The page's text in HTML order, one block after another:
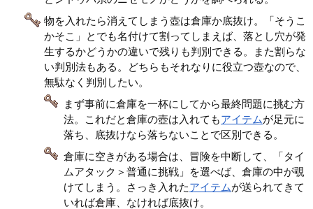
物を入れたら消えてしまう壺は倉庫か底抜け。「そうこ
かそこ」とでも名付けて割ってしまえば、落とし穴が発
生するかどうかの違いで残りも判別できる。また割らな
い判別法もある。どちらもそれなりに役立つ壺なので、
無駄なく判別したい。
まず事前に倉庫を一杯にしてから最終問題に挑む方
法。これだと倉庫の壺は入れてもアイテムが足元に
落ち、底抜けなら落ちないことで区別できる。
倉庫に空きがある場合は、冒険を中断して、「タイ
ムアタック＞普通に挑戦」を選べば、倉庫の中が覗
けてしまう。さっき入れたアイテムが送られてきて
いれば倉庫、なければ底抜け。